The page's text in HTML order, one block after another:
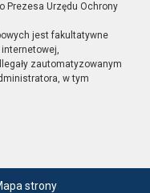
Prezesa Urzędu Ochrony
jest fakultatywne
zautomatyzowanym
w tym
strony